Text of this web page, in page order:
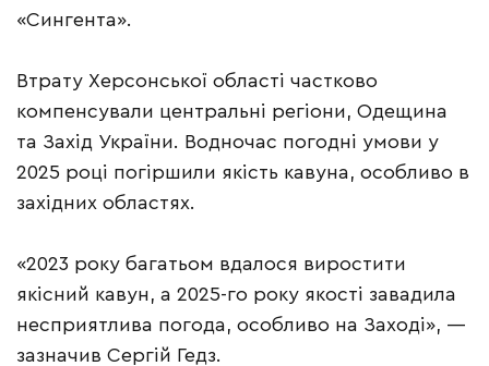
«Сингента».
Втрату Херсонської області частково
компенсували центральні регіони, Одещина
та Захід України. Водночас погодні умови у
2025 році погіршили якість кавуна, особливо в
західних областях.
«2023 року багатьом вдалося виростити
якісний кавун, а 2025-го року якості завадила
несприятлива погода, особливо на Заході», —
зазначив Сергій Гедз.